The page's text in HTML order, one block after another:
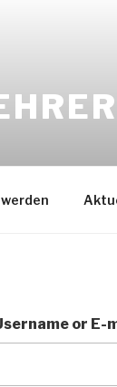
or E-